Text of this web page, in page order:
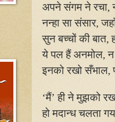
अपने संगम ने रचा,
नन्हा सा संसार,
सुन बच्चों की बात,
ये पल हैं अनमोल,न
इनको रखो सँभाल,
‘मैं’ ही ने मुझको
हो मदान्ध चलता